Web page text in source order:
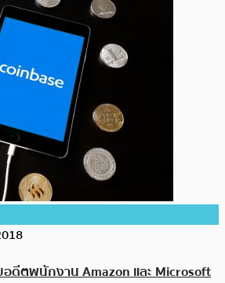
อดีตพนักงาน Amazon และ Microsoft